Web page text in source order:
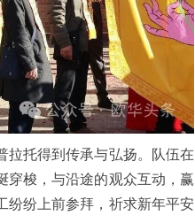
托得到传承与弘扬。队伍在
穿梭，与沿途的观众互动，赢
纷纷上前参拜，祈求新年平安